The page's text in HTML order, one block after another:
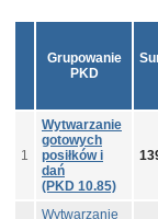
Grupowanie
PKD
1
Wytwarzanie
gotowych
posiłków i
dań
(PKD 10.85)
Wytwarzanie